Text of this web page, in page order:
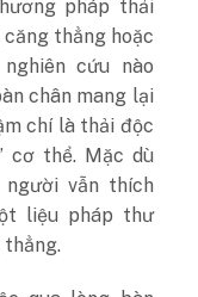
pháp thải
thẳng hoặc
cứu nào
chân mang lại
chí là thải độc
cơ thể. Mặc dù
người vẫn thích
liệu pháp thư
thẳng.